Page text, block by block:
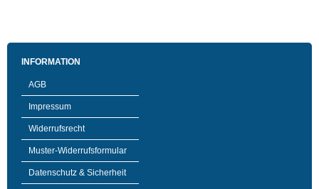
INFORMATION
AGB
Impressum
Widerrufsrecht
Muster-Widerrufsformular
Datenschutz & Sicherheit